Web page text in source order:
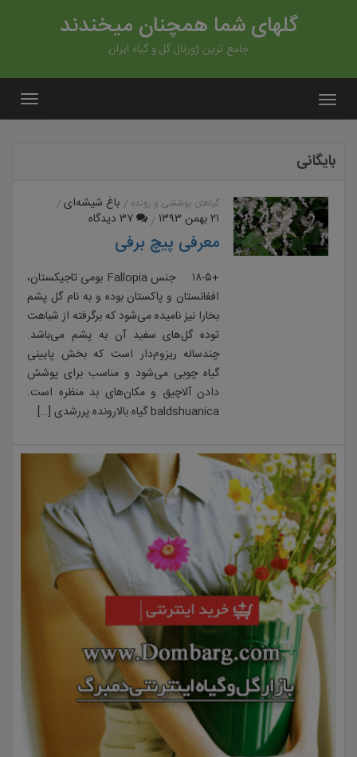
گلهای شما همچنان میخندند
جامع ترین ژورنال گل و گیاه ایران
بایگانی
گیاهان پوششی و رونده
باغ شیشه‌ای
۲۱ بهمن ۱۳۹۳
۳۷ دیدگاه
معرفی پیچ برفی
+۱۸-۵ جنس Fallopia بومی تاجیکستان،
افغانستان و پاکستان بوده و به نام گل پشم
بخارا نیز نامیده می‌شود که برگرفته از شباهت
توده گل‌های سفید آن به پشم می‌باشد.
چندساله ریزوم‌دار است که بخش پایینی
گیاه چوبی می‌شود و مناسب برای پوشش
دادن آلاچیق و مکان‌های بد منظره است.
baldshuanica گیاه بالارونده پررشدی […]